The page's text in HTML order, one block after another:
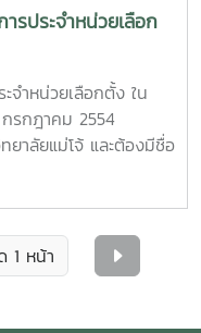
รประจำหน่วยเลือก
จำหน่วยเลือกตั้ง ใน
รกฎาคม 2554
าลัยแม่โจ้ และต้องมีชื่อ
ษาท่านใดต้องการราย
ข ชั้น 2 (รับนักศึกษา
รสำเนาบัตรประชาชน
งติดต่อด้วยตนเอง
1 หน้า